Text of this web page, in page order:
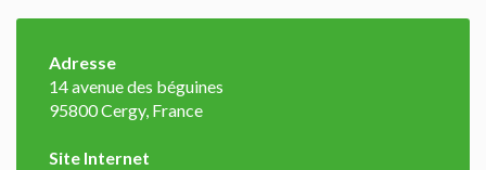
Adresse
14 avenue des béguines
95800 Cergy, France
Site Internet